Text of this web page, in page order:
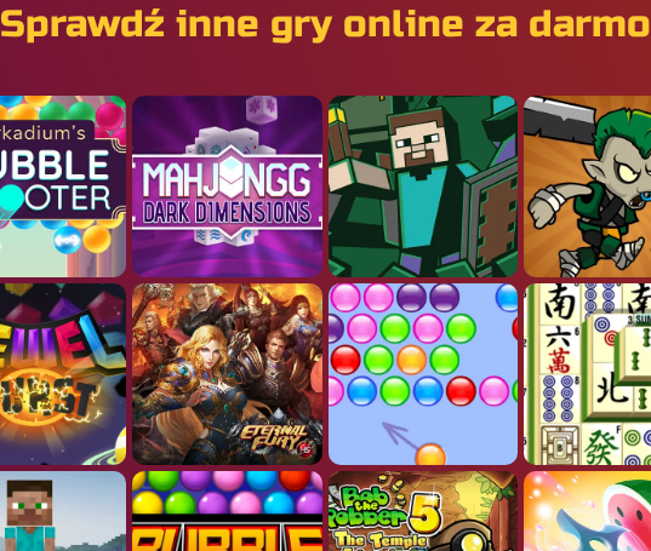
Sprawdź inne gry online za darmo